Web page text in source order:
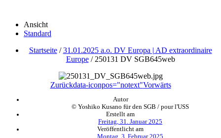
Ansicht
Standard
Startseite/31.01.2025 a.o. DV Europa | AD extraordinaire
Europe/ 250131 DV SGB645web
Zurückdata-iconpos="notext"Vorwärts
Autor
© Yoshiko Kusano für den SGB / pour l'USS
Erstellt am
Freitag, 31. Januar 2025
Veröffentlicht am
Montag, 3. Februar 2025